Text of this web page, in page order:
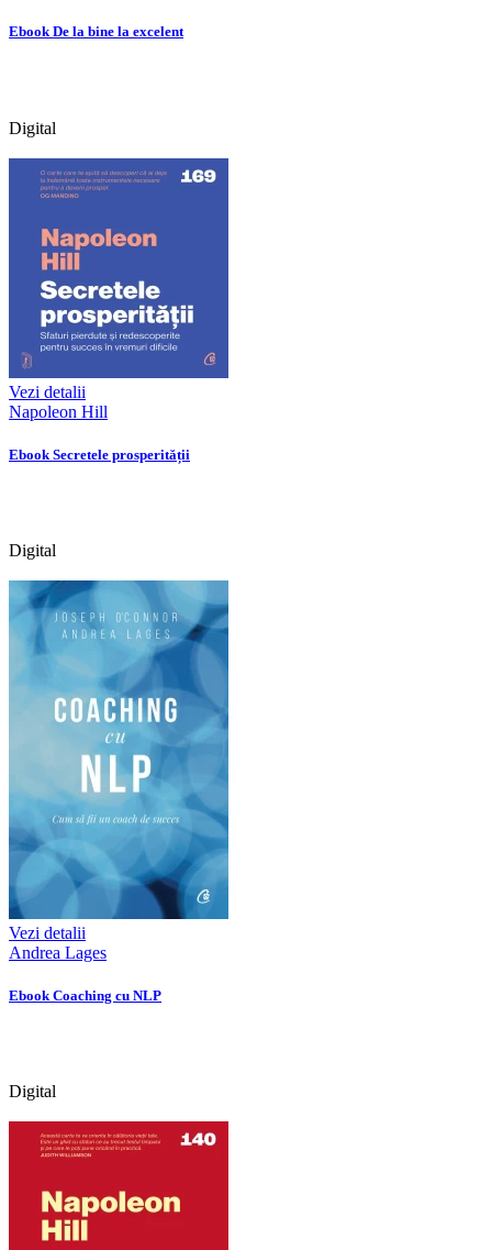
Ebook De la bine la excelent
Digital
Vezi detalii
Napoleon Hill
Ebook Secretele prosperității
Digital
Vezi detalii
Andrea Lages
Ebook Coaching cu NLP
Digital